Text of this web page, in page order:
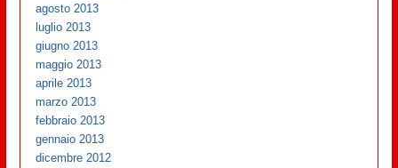
agosto 2013
luglio 2013
giugno 2013
maggio 2013
aprile 2013
marzo 2013
febbraio 2013
gennaio 2013
dicembre 2012